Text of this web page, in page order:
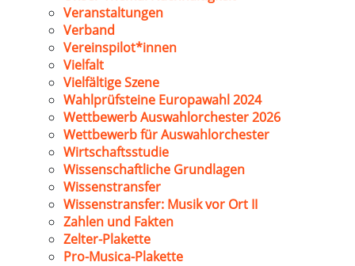
Veranstaltungen
Verband
Vereinspilot*innen
Vielfalt
Vielfältige Szene
Wahlprüfsteine Europawahl 2024
Wettbewerb Auswahlorchester 2026
Wettbewerb für Auswahlorchester
Wirtschaftsstudie
Wissenschaftliche Grundlagen
Wissenstransfer
Wissenstransfer: Musik vor Ort II
Zahlen und Fakten
Zelter-Plakette
Pro-Musica-Plakette